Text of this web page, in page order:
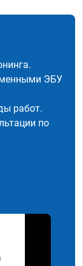
ЭБУ
работ.
по